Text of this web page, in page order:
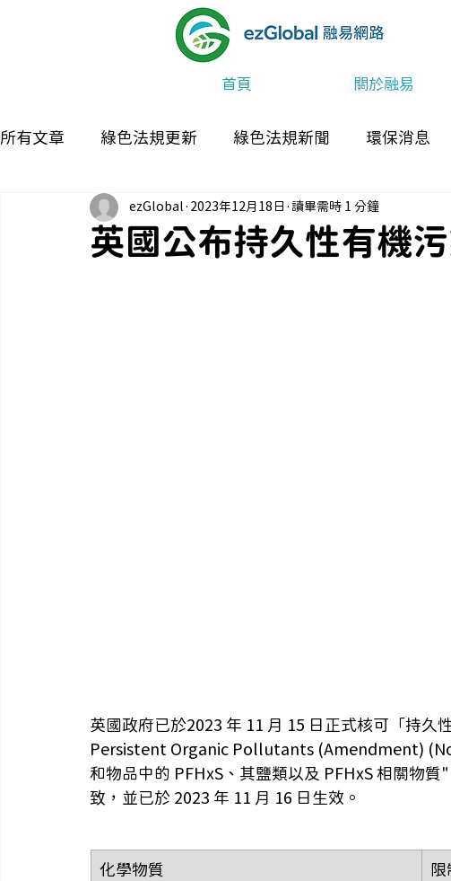
首頁 關於融易
所有文章 綠色法規更新 綠色法規新聞 環保消息
最新消息及活動
英國公布持久性有機
ezGlobal 2023年12月18日 讀畢需時 1 分鐘
英國政府已於2023 年 11 月 15 日正式核可「持久
Persistent Organic Pollutants (Amendment)
和物品中的 PFHxS、其鹽類以及 PFHxS 相關物
致，並已於 2023 年 11 月 16 日生效。
化學物質